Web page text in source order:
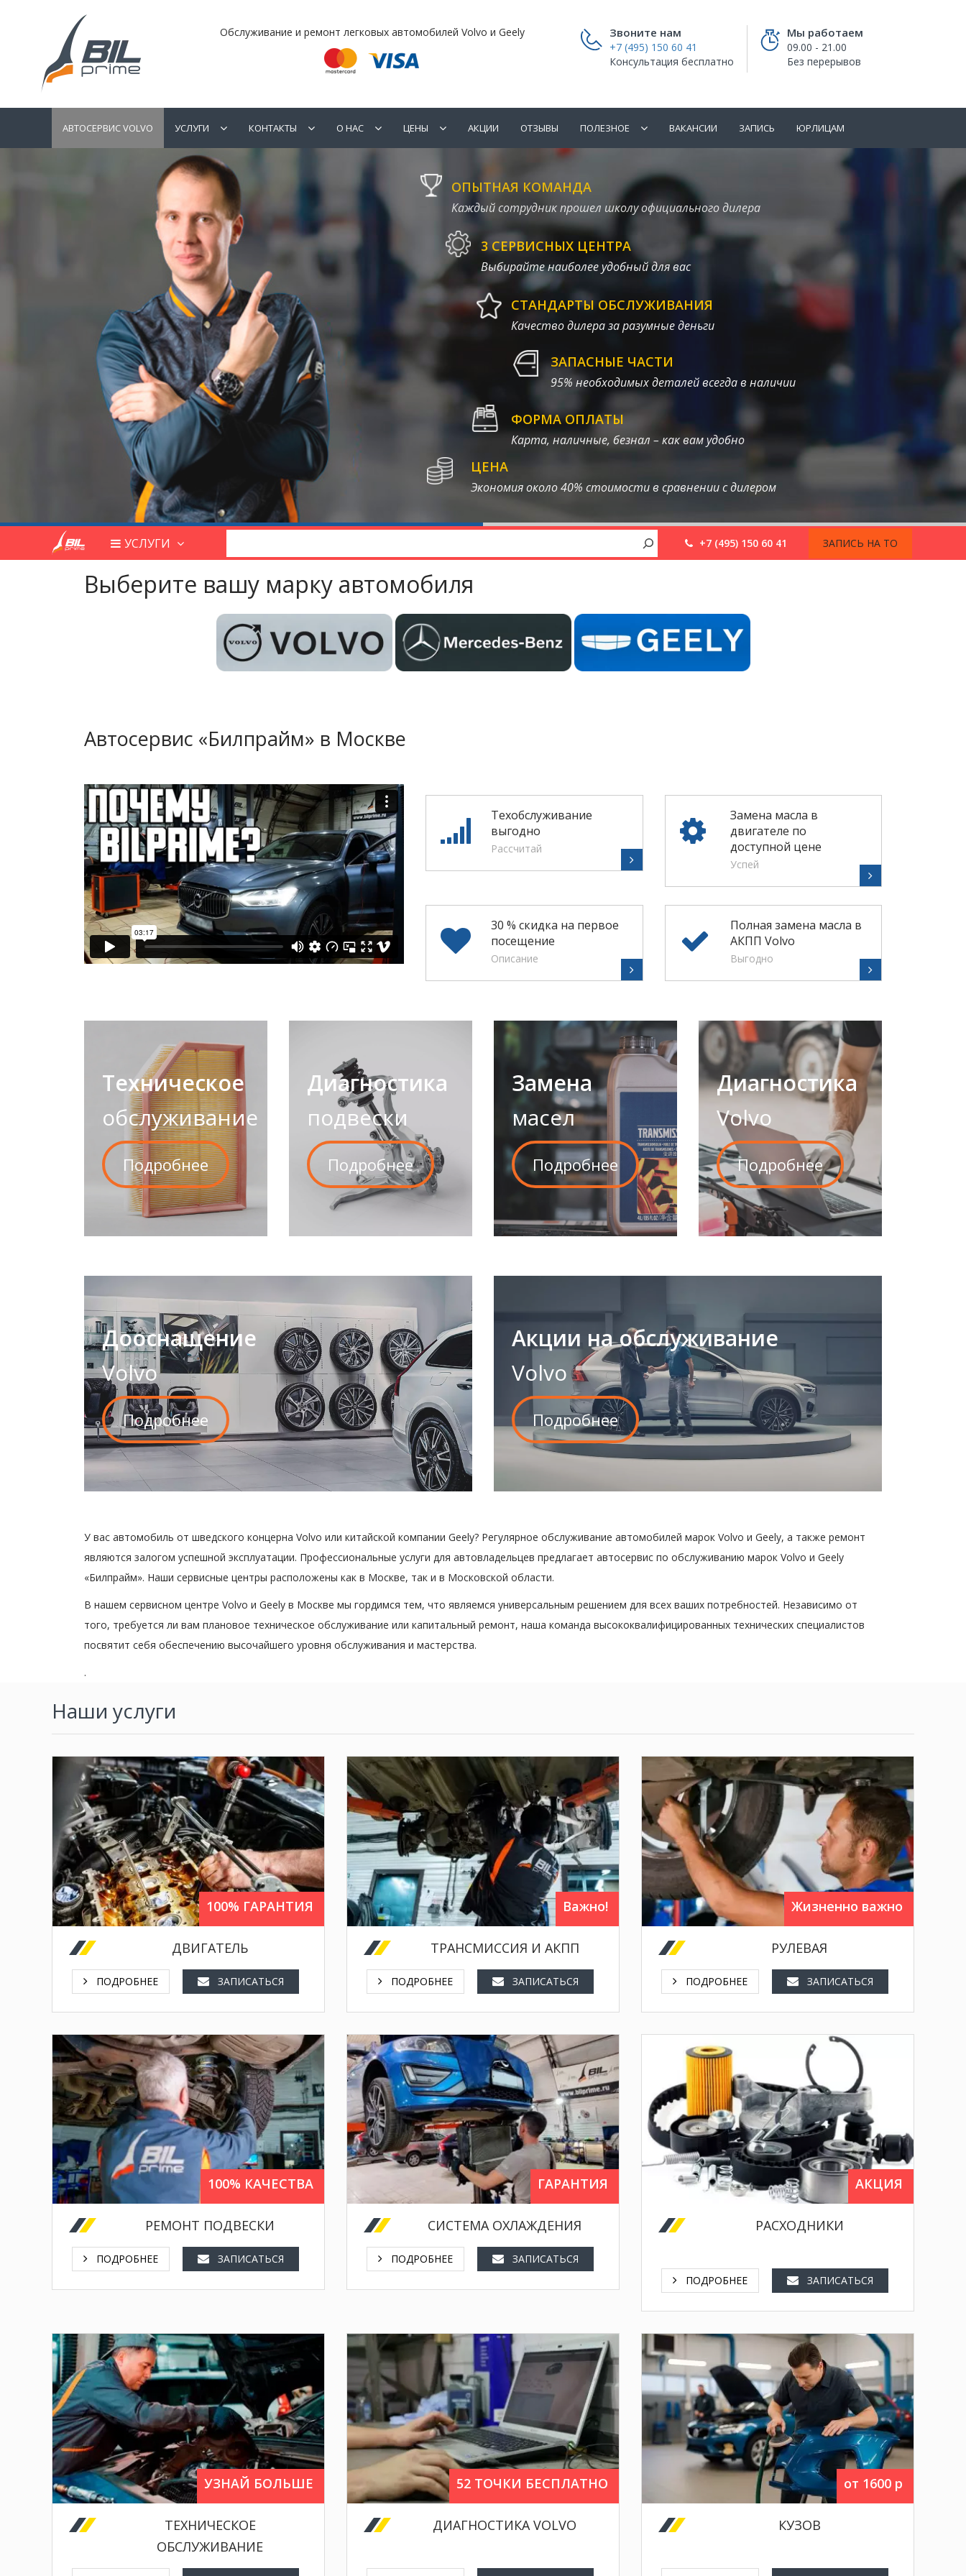
Обслуживание и ремонт легковых автомобилей Volvo и Geely Звоните нам
+7 (495) 150 60 41
Консультация бесплатно
Мы работаем
09.00 - 21.00
Без перерывов
АВТОСЕРВИС VOLVO УСЛУГИ КОНТАКТЫ О НАС ЦЕНЫ АКЦИИ ОТЗЫВЫ ПОЛЕЗНОЕ ВАКАНСИИ ЗАПИСЬ ЮРЛИЦАМ
ОПЫТНАЯ КОМАНДА
Каждый сотрудник прошел школу официального дилера
3 СЕРВИСНЫХ ЦЕНТРА
Выбирайте наиболее удобный для вас
СТАНДАРТЫ ОБСЛУЖИВАНИЯ
Качество дилера за разумные деньги
ЗАПАСНЫЕ ЧАСТИ
95% необходимых деталей всегда в наличии
ФОРМА ОПЛАТЫ
Карта, наличные, безнал – как вам удобно
ЦЕНА
Экономия около 40% стоимости в сравнении с дилером
УСЛУГИ +7 (495) 150 60 41 ЗАПИСЬ НА ТО
Выберите вашу марку автомобиля
Автосервис «Билпрайм» в Москве
Техобслуживание
выгодно
Рассчитай
Замена масла в
двигателе по
доступной цене
Успей
30 % скидка на первое
посещение
Описание
Полная замена масла в
АКПП Volvo
Выгодно
Техническое
обслуживание
Подробнее
Диагностика
подвески
Подробнее
Замена
масел
Подробнее
Диагностика
Volvo
Подробнее
Дооснащение
Volvo
Подробнее
Акции на обслуживание
Volvo
Подробнее
У вас автомобиль от шведского концерна Volvo или китайской компании Geely? Регулярное обслуживание автомобилей марок Volvo и Geely, а также ремонт
являются залогом успешной эксплуатации. Профессиональные услуги для автовладельцев предлагает автосервис по обслуживанию марок Volvo и Geely
«Билпрайм». Наши сервисные центры расположены как в Москве, так и в Московской области.
В нашем сервисном центре Volvo и Geely в Москве мы гордимся тем, что являемся универсальным решением для всех ваших потребностей. Независимо от
того, требуется ли вам плановое техническое обслуживание или капитальный ремонт, наша команда высококвалифицированных технических специалистов
посвятит себя обеспечению высочайшего уровня обслуживания и мастерства.
.
Наши услуги
100% ГАРАНТИЯ
ДВИГАТЕЛЬ
ПОДРОБНЕЕ ЗАПИСАТЬСЯ
промывка топливной системы,
капремонт,
замена масла в двигателе,
замена ремня ГРМ,
замена приводных ремней,
ремонт предпускового обогревателя,
промывка топливных форсунок,
очистка ЕГР,
очистка дроссельной заслонки,
Важно!
ТРАНСМИССИЯ И АКПП
ПОДРОБНЕЕ ЗАПИСАТЬСЯ
капремонт акпп,
капремонт задних редукторов,
замена масла в акпп,
замена масла в редукторах,
замена масла в муфте Халдекс.
Жизненно важно
РУЛЕВАЯ
ПОДРОБНЕЕ ЗАПИСАТЬСЯ
замена рулевых наконечников,
сход-развал,
замена масла в гур.
100% КАЧЕСТВА
РЕМОНТ ПОДВЕСКИ
ПОДРОБНЕЕ ЗАПИСАТЬСЯ
замена шаровых опор,
замена сайлент-блоков,
замена амортизаторов,
замена тормозных дисков,
замена рулевых наконечников,
замена рычагов,
сход-развал,
шиномонтаж.
ГАРАНТИЯ
СИСТЕМА ОХЛАЖДЕНИЯ
ПОДРОБНЕЕ ЗАПИСАТЬСЯ
ремонт предпускового обогревателя,
промывка радиаторов,
предпусковой подогреватель дизель.
АКЦИЯ
РАСХОДНИКИ
ПОДРОБНЕЕ ЗАПИСАТЬСЯ
замена масла в двигателе,
замена тормозных дисков,
замена масла в акпп,
замена фильтров,
замена свечей зажигания,
замена тормозной жидкости,
замена масла в редукторах,
замена задних и передних тормозных
замена масла в муфте Халдекс.
УЗНАЙ БОЛЬШЕ
ТЕХНИЧЕСКОЕ
ОБСЛУЖИВАНИЕ
промывка топливной системы дизель,
удаление запахов,
техническое обслуживание,
промывка радиаторов,
промывка топливных форсунок,
очистка клапана егр,
очистка дроссельной заслонки,
очистка системы вентиляции картерных
52 ТОЧКИ БЕСПЛАТНО
ДИАГНОСТИКА VOLVO
контроль по 52 точкам,
диагностика перед покупкой,
диагностика электрооборудования,
диагностика полного привода,
ремонт предпускового обогревателя.
от 1600 р
КУЗОВ
защитная пленка кузова,
предпродажная подготовка,
полировка кузова,
замена лобового стекла,